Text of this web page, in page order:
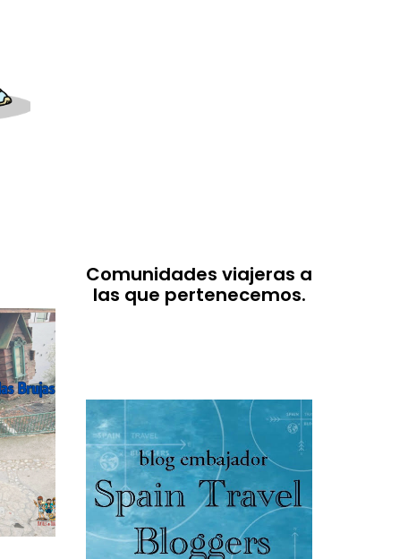
Comunidades viajeras a
las que pertenecemos.